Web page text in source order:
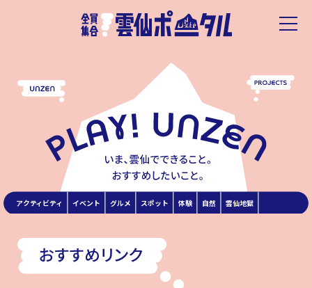
アクティビティ イベント グルメ スポット 体験 自然 雲仙地獄